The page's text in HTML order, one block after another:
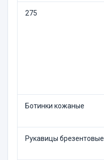
275
Ботинки кожаные
Рукавицы брезентовые